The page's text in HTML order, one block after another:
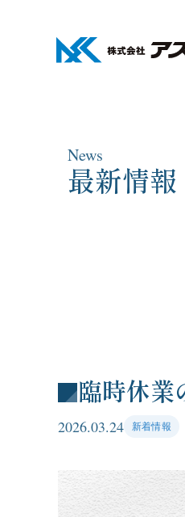
News
最新情報
臨時休業
2026.03.24 新着情報